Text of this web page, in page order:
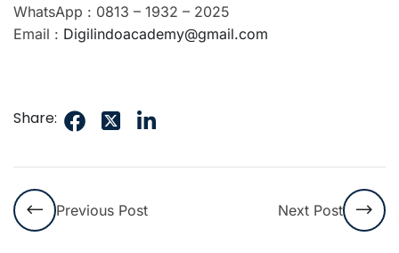
WhatsApp : 0813 – 1932 – 2025
Email : Digilindoacademy@gmail.com
Share:
Previous Post Next Post